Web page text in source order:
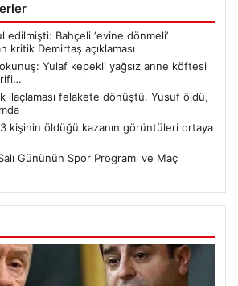
edilmişti: Bahçeli ‘evine dönmeli’
kritik Demirtaş açıklaması
Yulaf kepekli yağsız anne köftesi
ilaçlaması felakete dönüştü. Yusuf öldü,
3 kişinin öldüğü kazanın görüntüleri ortaya
Gününün Spor Programı ve Maç